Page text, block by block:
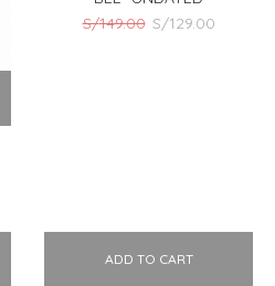
S/149.00 El
S/129.00El
ADD TO CART